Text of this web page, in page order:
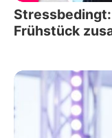
Frühstück